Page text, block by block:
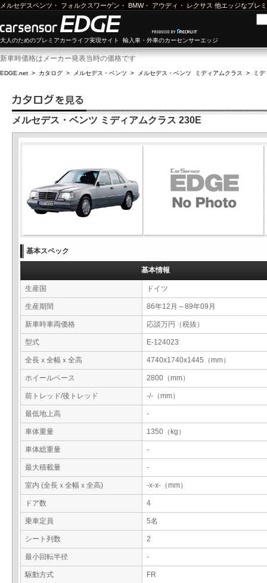
メルセデスベンツ ・ フォルクスワーゲン ・ BMW・ アウディ ・ レクサス 他エッジなプレ
大人のためのプレミアカーライフ実現サイト 輸入車・外車のカーセンサーエッジ
新車時価格はメーカー発表当時の価格です
EDGE.net > カタログ > メルセデス・ベンツ > メルセデス・ベンツ ミディアムクラス > ミ
メルセデス・ベンツ ミディアムクラス 230E
基本スペック
基本情報
生産国 ドイツ
生産期間 86年12月～89年09月
新車時車両価格 応談万円（税抜）
型式 E-124023
全長ｘ全幅ｘ全高 4740x1740x1445（mm）
ホイールベース 2800（mm）
前トレッド/後トレッド -/-（mm）
最低地上高 -
車体重量 1350（kg）
車体総重量 -
最大積載量 -
室内 (全長ｘ全幅ｘ全高) -x-x-（mm）
ドア数 4
乗車定員 5名
シート列数 2
最小回転半径 -
駆動方式 FR